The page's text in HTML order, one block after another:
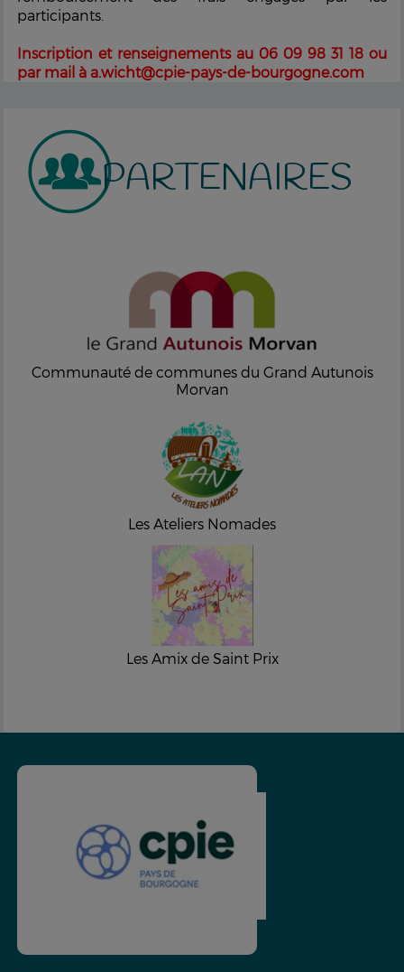
participants.
Inscription et renseignements au 06 09 98 31 18 ou
par mail à a.wicht@cpie-pays-de-bourgogne.com
PARTENAIRES
Communauté de communes du Grand Autunois
Morvan
Les Ateliers Nomades
Les Amix de Saint Prix